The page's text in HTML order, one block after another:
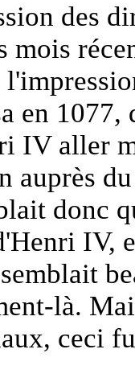
des
mois
en
IV aller
auprès
donc
IV,
là.
ceci